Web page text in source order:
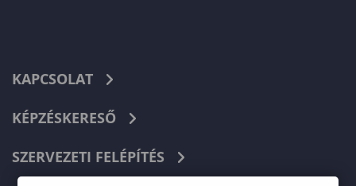
KAPCSOLAT
KÉPZÉSKERESŐ
SZERVEZETI FELÉPÍTÉS